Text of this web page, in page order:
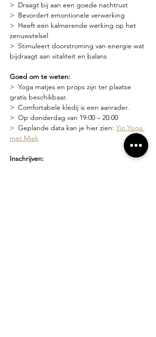
>  Draagt bij aan een goede nachtrust
>  Bevordert emontionele verwerking
>  Heeft een kalmerende werking op het
zenuwstelsel
>  Stimuleert doorstroming van energie wat
bijdraagt aan vitaliteit en balans
Goed om te weten:
>  Yoga matjes en props zijn ter plaatse
gratis beschikbaar.
>  Comfortabele kledij is een aanrader.
>  Op donderdag van 19:00 – 20:00
>  Geplande data kan je hier zien: Yin Yoga
met Miek
Inschrijven: